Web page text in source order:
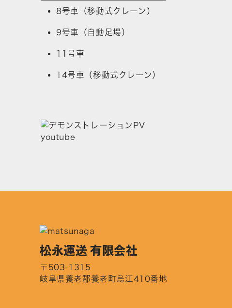
8号車（移動式クレーン）
9号車（自動足場）
11号車
14号車（移動式クレーン）
松永運送 有限会社
〒503-1315
岐阜県養老郡養老町烏江410番地